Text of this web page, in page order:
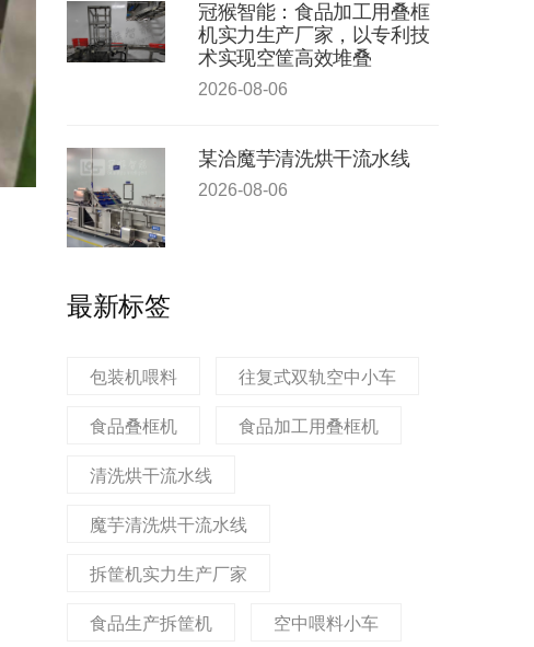
冠猴智能：食品加工用叠框
机实力生产厂家，以专利技
术实现空筐高效堆叠
2026-08-06
某洽魔芋清洗烘干流水线
2026-08-06
最新标签
包装机喂料 往复式双轨空中小车
食品叠框机 食品加工用叠框机
清洗烘干流水线
魔芋清洗烘干流水线
拆筐机实力生产厂家
食品生产拆筐机 空中喂料小车